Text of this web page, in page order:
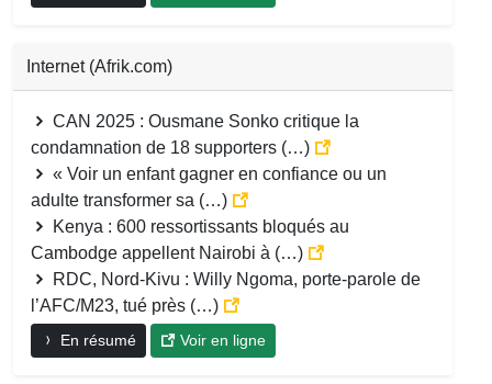
Internet (Afrik.com)
CAN 2025 : Ousmane Sonko critique la
condamnation de 18 supporters (…)
« Voir un enfant gagner en confiance ou un
adulte transformer sa (…)
Kenya : 600 ressortissants bloqués au
Cambodge appellent Nairobi à (…)
RDC, Nord-Kivu : Willy Ngoma, porte-parole de
l’AFC/M23, tué près (…)
En résumé Voir en ligne